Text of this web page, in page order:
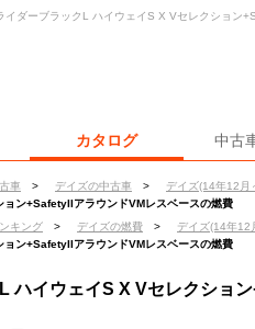
カタログ 中古
車 > デイズの中古車 > デイズ(14年12月
ン+SafetyIIアラウンドVMレスベースの燃費
キング > デイズの燃費 > デイズ(14年12
ン+SafetyIIアラウンドVMレスベースの燃費
イダーブラックL ハイウェイS X Vセレクション
ハイウェイS X Vセレクショ